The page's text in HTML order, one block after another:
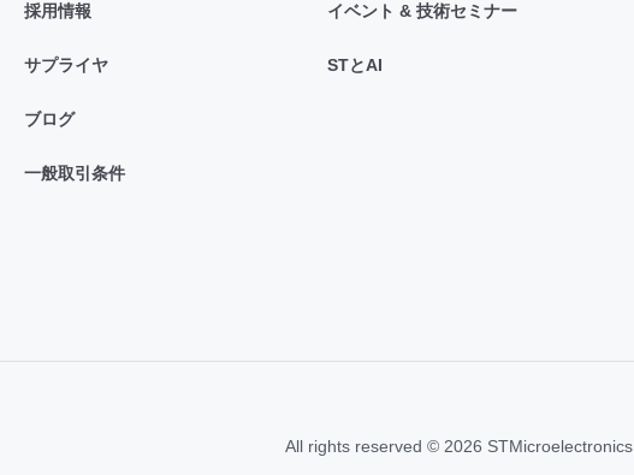
採用情報
サプライヤ
ブログ
一般取引条件
イベント & 技術セミナー
STとAI
All rights reserved © 2026 STMicroelectronics